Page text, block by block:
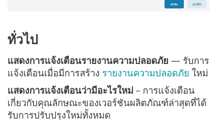
ทั่วไป
แสดงการแจ้งเตือนรายงานความปลอดภัย — รับการ
แจ้งเตือนเมื่อมีการสร้าง รายงานความปลอดภัย ใหม่
แสดงการแจ้งเตือนว่ามีอะไรใหม่ – การแจ้งเตือน
เกี่ยวกับคุณลักษณะของเวอร์ชันผลิตภัณฑ์ล่าสุดที่ได้
รับการปรับปรุงใหม่ทั้งหมด